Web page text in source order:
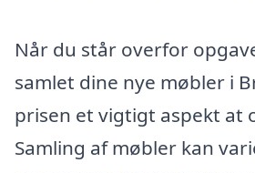
Når du står overfor
samlet dine nye møbler i
prisen et vigtigt aspekt at
Samling af møbler kan